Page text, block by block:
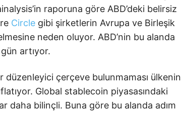
raporuna göre ABD’deki belirsiz
Circle gibi şirketlerin Avrupa ve Birleşik
neden oluyor. ABD’nin bu alanda
artıyor.
düzenleyici çerçeve bulunmaması ülkenin
Global stablecoin piyasasındaki
daha bilinçli. Buna göre bu alanda adım